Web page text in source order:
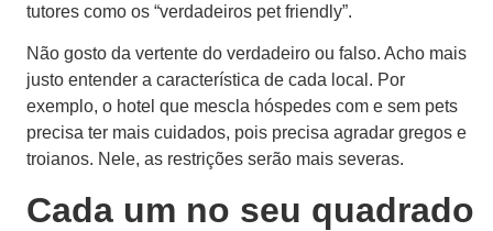
tutores como os “verdadeiros pet friendly”.
Não gosto da vertente do verdadeiro ou falso. Acho mais
justo entender a característica de cada local. Por
exemplo, o hotel que mescla hóspedes com e sem pets
precisa ter mais cuidados, pois precisa agradar gregos e
troianos. Nele, as restrições serão mais severas.
Cada um no seu quadrado